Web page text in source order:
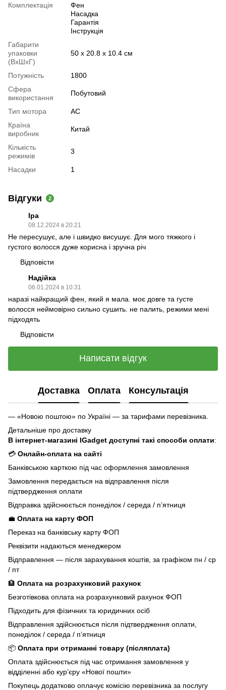
Комплектація
Фен
Насадка
Гарантія
Інструкція
Габарити
упаковки
(ВхШхГ)
50 х 20.8 х 10.4 см
Потужність
1800
Сфера
використання
Побутовий
Тип мотора
AC
Країна
виробник
Китай
Кількість
режимів
3
Насадки 1
Відгуки 2
Іра
08.12.2024 в 20:21
Не пересушує, але і швидко висушує. Для мого тяжкого і
густого волосся дуже корисна і зручна річ
Відповісти
Надійка
06.01.2024 в 10:31
наразі найкращий фен, який я мала. моє довге та густе
волосся неймовірно сильно сушить. не палить, режими мені
підходять
Відповісти
Написати відгук
Доставка Оплата Консультація
— «Новою поштою» по Україні — за тарифами перевізника.
Детальніше про доставку
В інтернет-магазині IGadget доступні такі способи оплати:
💳 Онлайн-оплата на сайті
Банківською карткою під час оформлення замовлення
Замовлення передається на відправлення після
підтвердження оплати
Відправка здійснюється понеділок / середа / п’ятниця
💼 Оплата на карту ФОП
Переказ на банківську карту ФОП
Реквізити надаються менеджером
Відправлення — після зарахування коштів, за графіком пн / ср
/ пт
🏦 Оплата на розрахунковий рахунок
Безготівкова оплата на розрахунковий рахунок ФОП
Підходить для фізичних та юридичних осіб
Відправлення здійснюється після підтвердження оплати,
понеділок / середа / п’ятниця
📦 Оплата при отриманні товару (післяплата)
Оплата здійснюється під час отримання замовлення у
відділенні або кур’єру «Нової пошти»
Покупець додатково оплачує комісію перевізника за послугу